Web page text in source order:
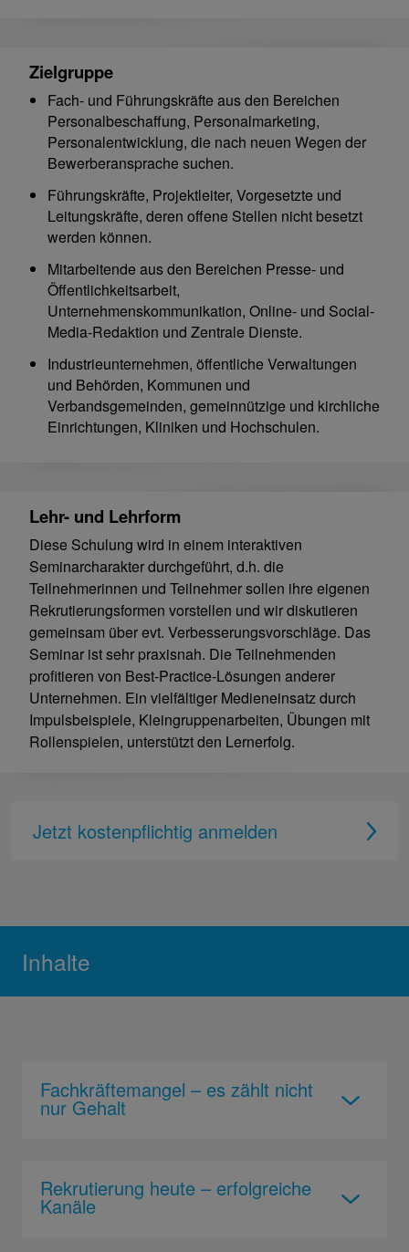
Zielgruppe
Fach- und Führungskräfte aus den Bereichen
Personalbeschaffung, Personalmarketing,
Personalentwicklung, die nach neuen Wegen der
Bewerberansprache suchen.
Führungskräfte, Projektleiter, Vorgesetzte und
Leitungskräfte, deren offene Stellen nicht besetzt
werden können.
Mitarbeitende aus den Bereichen Presse- und
Öffentlichkeitsarbeit,
Unternehmenskommunikation, Online- und Social-
Media-Redaktion und Zentrale Dienste.
Industrieunternehmen, öffentliche Verwaltungen
und Behörden, Kommunen und
Verbandsgemeinden, gemeinnützige und kirchliche
Einrichtungen, Kliniken und Hochschulen.
Lehr- und Lehrform
Diese Schulung wird in einem interaktiven
Seminarcharakter durchgeführt, d.h. die
Teilnehmerinnen und Teilnehmer sollen ihre eigenen
Rekrutierungsformen vorstellen und wir diskutieren
gemeinsam über evt. Verbesserungsvorschläge. Das
Seminar ist sehr praxisnah. Die Teilnehmenden
profitieren von Best-Practice-Lösungen anderer
Unternehmen. Ein vielfältiger Medieneinsatz durch
Impulsbeispiele, Kleingruppenarbeiten, Übungen mit
Rollenspielen, unterstützt den Lernerfolg.
Jetzt kostenpflichtig anmelden
Inhalte
Fachkräftemangel – es zählt nicht
nur Gehalt
Rekrutierung heute – erfolgreiche
Kanäle